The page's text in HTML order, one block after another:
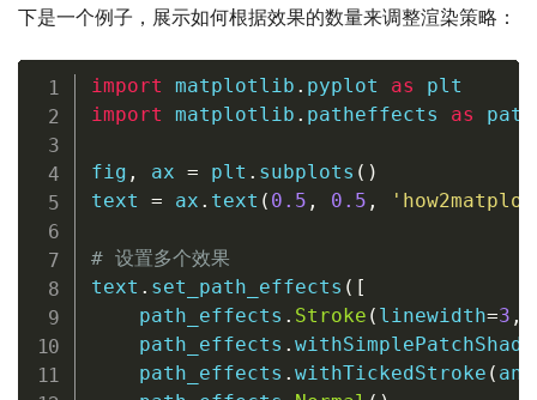
下是一个例子，展示如何根据效果的数量来调整渲染策略：
import matplotlib . pyplot as
import matplotlib . patheffects as
fig , ax = plt . subplots ( )
text = ax . text ( 0.5 , 0.5 ,
# 设置多个效果
text . set_path_effects ( [
    path_effects
. Stroke ( linewidth=3 ,
    path_effects
.
    path_effects
. withTickedStroke (